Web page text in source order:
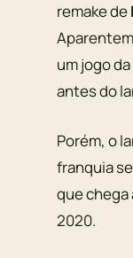
remake de
um jogo
antes do
Porém, o
franquia
que chega
2020.